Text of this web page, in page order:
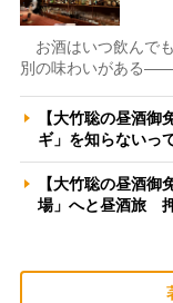
お酒はいつ飲んで
別の味わいがある
【大竹聡の昼酒
ギ」を知らない
【大竹聡の昼酒
場」へと昼酒旅